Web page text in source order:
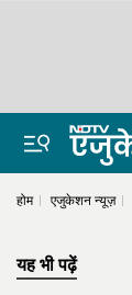
होम एजुकेशन न्यूज़
यह भी पढ़ें